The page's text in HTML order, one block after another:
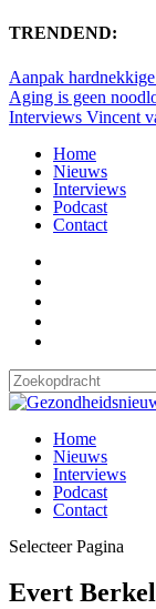
TRENDEND:
Aanpak
Aging is geen
Interviews Vincent
Home
Nieuws
Interviews
Podcast
Contact
Home
Nieuws
Interviews
Podcast
Contact
Selecteer Pagina
Evert